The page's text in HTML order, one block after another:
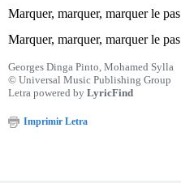
Marquer, marquer, marquer le pas
Marquer, marquer, marquer le pas
Georges Dinga Pinto, Mohamed Sylla
© Universal Music Publishing Group
Letra powered by LyricFind
Imprimir Letra